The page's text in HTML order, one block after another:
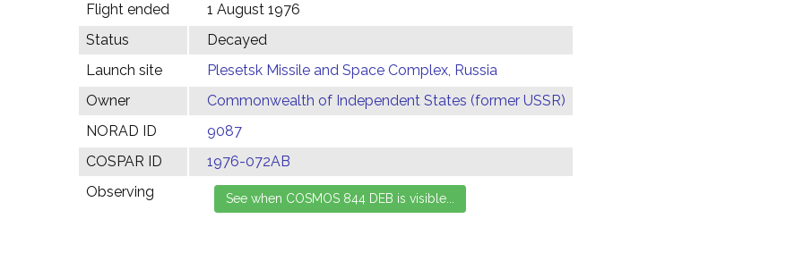
Flight ended
1 August 1976
Status
Decayed
Launch site
Plesetsk Missile and Space Complex, Russia
Owner
Commonwealth of Independent States (former USSR)
NORAD ID
9087
COSPAR ID
1976-072AB
Observing